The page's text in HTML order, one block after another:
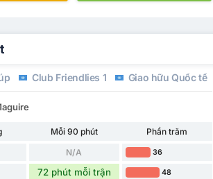
Club Friendlies 1 Giao hữu Quốc tế
Mỗi 90 phút
Phần trăm
N/A 36
72 phút mỗi trận 48